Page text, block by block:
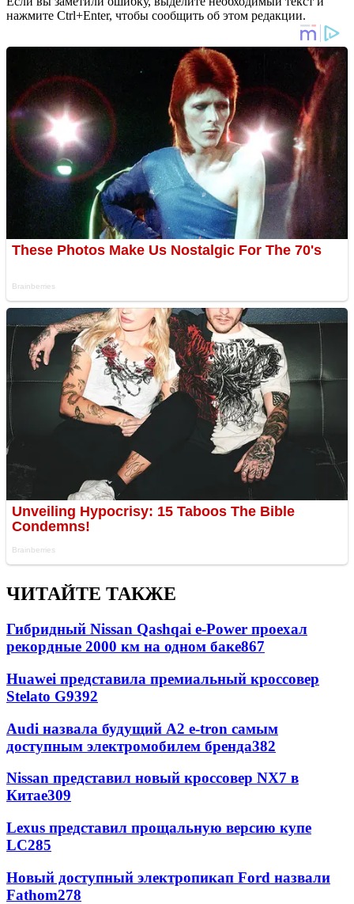
нажмите Ctrl+Enter, чтобы сообщить об этом редакции.
ЧИТАЙТЕ ТАКЖЕ
Гибридный Nissan Qashqai e-Power проехал
рекордные 2000 км на одном баке867
Huawei представила премиальный кроссовер
Stelato G9392
Audi назвала будущий A2 e-tron самым
доступным электромобилем бренда382
Nissan представил новый кроссовер NX7 в
Китае309
Lexus представил прощальную версию купе
LC285
Новый доступный электропикап Ford назвали
Fathom278